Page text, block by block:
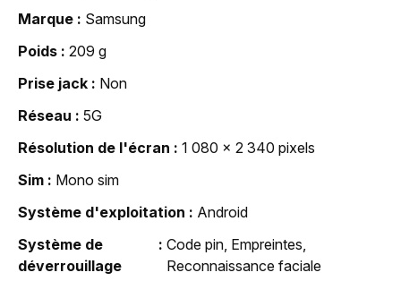
Marque
Samsung
Poids
209 g
Prise jack
Non
Réseau
5G
Résolution de l'écran
1 080 x 2 340 pixels
Sim
Mono sim
Système d'exploitation
Android
Système de
déverrouillage
Code pin, Empreintes,
Reconnaissance faciale